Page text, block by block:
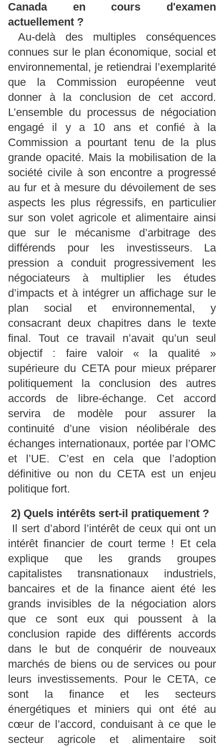
Canada en cours d'examen
actuellement ?
Au-delà des multiples conséquences
connues sur le plan économique, social et
environnemental, je retiendrai l’exemplarité
que la Commission européenne veut
donner à la conclusion de cet accord.
L’ensemble du processus de négociation
engagé il y a 10 ans et confié à la
Commission a pourtant tenu de la plus
grande opacité. Mais la mobilisation de la
société civile à son encontre a progressé
au fur et à mesure du dévoilement de ses
aspects les plus régressifs, en particulier
sur son volet agricole et alimentaire ainsi
que sur le mécanisme d’arbitrage des
différends pour les investisseurs. La
pression a conduit progressivement les
négociateurs à multiplier les études
d’impacts et à intégrer un affichage sur le
plan social et environnemental, y
consacrant deux chapitres dans le texte
final. Tout ce travail n’avait qu’un seul
objectif : faire valoir « la qualité »
supérieure du CETA pour mieux préparer
politiquement la conclusion des autres
accords de libre-échange. Cet accord
servira de modèle pour assurer la
continuité d’une vision néolibérale des
échanges internationaux, portée par l’OMC
et l’UE. C’est en cela que l’adoption
définitive ou non du CETA est un enjeu
politique fort.
2) Quels intérêts sert-il pratiquement ?
Il sert d’abord l’intérêt de ceux qui ont un
intérêt financier de court terme ! Et cela
explique que les grands groupes
capitalistes transnationaux industriels,
bancaires et de la finance aient été les
grands invisibles de la négociation alors
que ce sont eux qui poussent à la
conclusion rapide des différents accords
dans le but de conquérir de nouveaux
marchés de biens ou de services ou pour
leurs investissements. Pour le CETA, ce
sont la finance et les secteurs
énergétiques et miniers qui ont été au
cœur de l’accord, conduisant à ce que le
secteur agricole et alimentaire soit